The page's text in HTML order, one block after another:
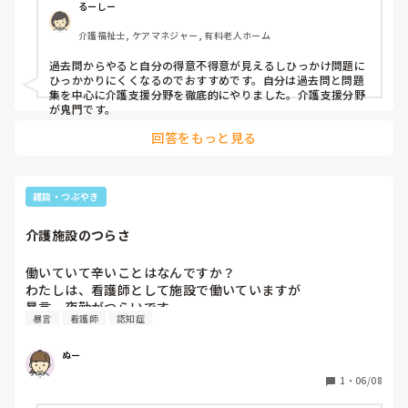
るーしー
介護福祉士, ケアマネジャー, 有料老人ホーム
過去問からやると自分の得意不得意が見えるしひっかけ問題に
ひっかかりにくくなるのでおすすめです。自分は過去問と問題
集を中心に介護支援分野を徹底的にやりました。介護支援分野
が鬼門です。
回答をもっと見る
雑談・つぶやき
介護施設のつらさ
働いていて辛いことはなんですか？
わたしは、看護師として施設で働いていますが
暴言 看護師 認知症
ぬー
1 ・ 06/08